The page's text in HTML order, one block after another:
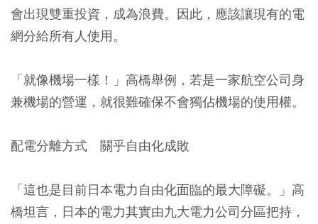
會出現雙重投資，成為浪費。因此，應該讓現有的電
網分給所有人使用。
「就像機場一樣！」高橋舉例，若是一家航空公司身
兼機場的營運，就很難確保不會獨佔機場的使用權。
配電分離方式 關乎自由化成敗
「這也是目前日本電力自由化面臨的最大障礙。」高
橋坦言，日本的電力其實由九大電力公司分區把持，